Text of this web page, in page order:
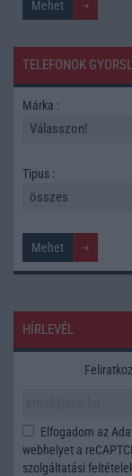
TELEFONOK
Márka :
Tipus :
HÍRLEVÉL
Elfogadom az
webhelyet a
szolgáltatási